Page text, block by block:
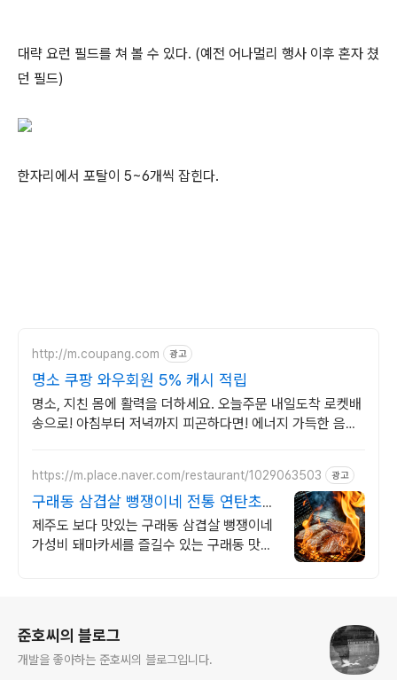
대략 요런 필드를 쳐 볼 수 있다. (예전 어나멀리 행사 이후 혼자 쳤
던 필드)
한자리에서 포탈이 5~6개씩 잡힌다.
http://m.coupang.com 광고
명소 쿠팡 와우회원 5% 캐시 적립
명소, 지친 몸에 활력을 더하세요. 오늘주문 내일도착 로켓배
송으로! 아침부터 저녁까지 피곤하다면! 에너지 가득한 음료
https://m.place.naver.com/restaurant/1029063503 광고
구래동 삼겹살 뻥쟁이네 전통 연탄초벌
집 성지순례
제주도 보다 맛있는 구래동 삼겹살 뻥쟁이네
가성비 돼마카세를 즐길수 있는 구래동 맛집
준호씨의 블로그
개발을 좋아하는 준호씨의 블로그입니다.